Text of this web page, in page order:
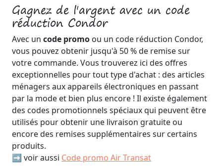
Gagnez de l'argent avec un code
réduction Condor
Avec un code promo ou un code réduction Condor,
vous pouvez obtenir jusqu'à 50 % de remise sur
votre commande. Vous trouverez ici des offres
exceptionnelles pour tout type d'achat : des articles
ménagers aux appareils électroniques en passant
par la mode et bien plus encore ! Il existe également
des codes promotionnels spéciaux qui peuvent être
utilisés pour obtenir une livraison gratuite ou
encore des remises supplémentaires sur certains
produits.
➡️ voir aussi Code promo Air Transat